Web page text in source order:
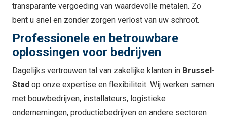
transparante vergoeding van waardevolle metalen. Zo
bent u snel en zonder zorgen verlost van uw schroot.
Professionele en betrouwbare
oplossingen voor bedrijven
Dagelijks vertrouwen tal van zakelijke klanten in Brussel-
Stad op onze expertise en flexibiliteit. Wij werken samen
met bouwbedrijven, installateurs, logistieke
ondernemingen, productiebedrijven en andere sectoren